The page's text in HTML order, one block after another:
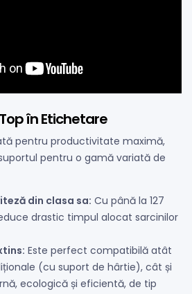
în Etichetare
pentru productivitate maximă,
pentru o gamă variată de
din clasa sa: Cu până la 127
drastic timpul alocat sarcinilor
Este perfect compatibilă atât
(cu suport de hârtie), cât și
ecologică și eficientă, de tip